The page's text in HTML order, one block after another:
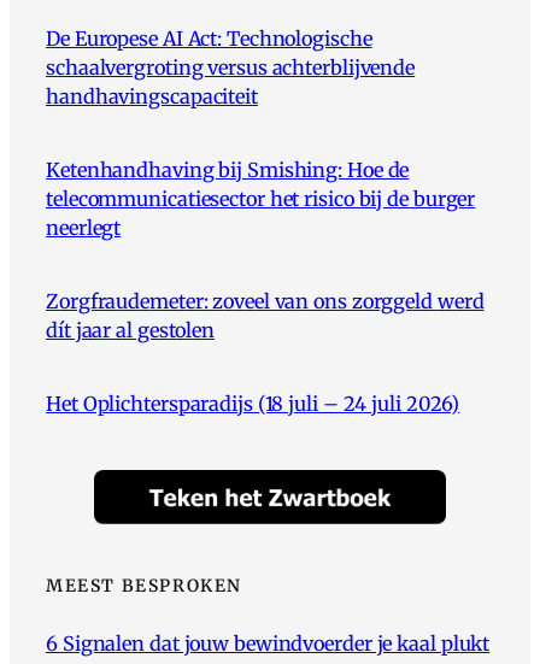
De Europese AI Act: Technologische
schaalvergroting versus achterblijvende
handhavingscapaciteit
Ketenhandhaving bij Smishing: Hoe de
telecommunicatiesector het risico bij de burger
neerlegt
Zorgfraudemeter: zoveel van ons zorggeld werd
dít jaar al gestolen
Het Oplichtersparadijs (18 juli – 24 juli 2026)
MEEST BESPROKEN
6 Signalen dat jouw bewindvoerder je kaal plukt